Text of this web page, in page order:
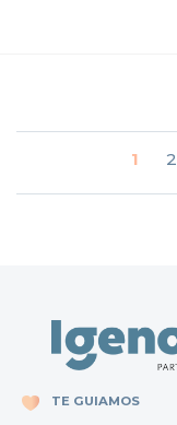
1 2
TE GUIAMOS